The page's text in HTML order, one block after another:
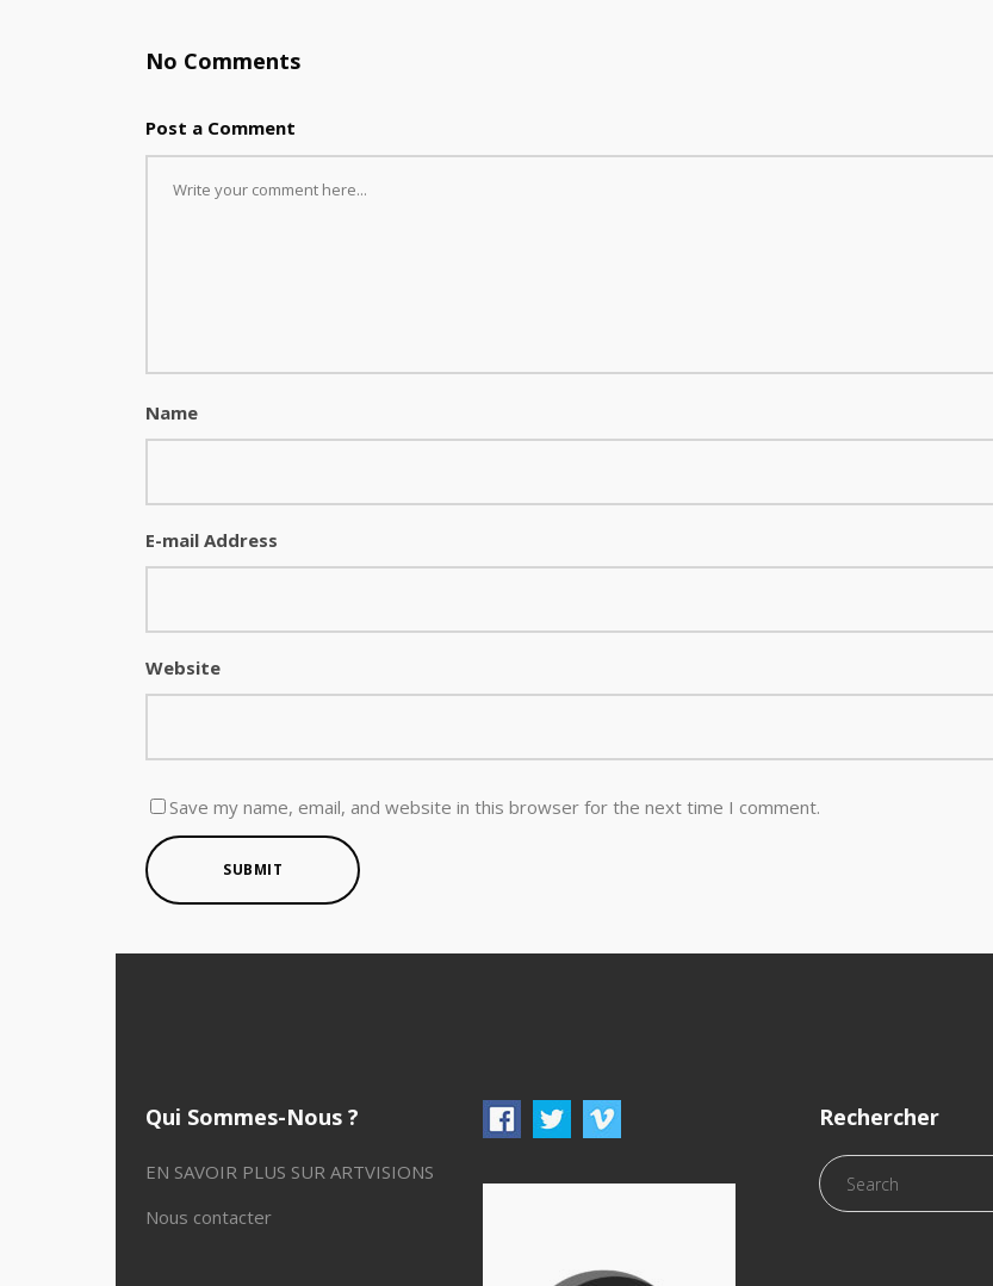
No Comments
Post a Comment
Name
E-mail Address
Website
Save my name, email, and website in this browser for the next time I comment.
SUBMIT
Qui Sommes-Nous ?
EN SAVOIR PLUS SUR ARTVISIONS
Nous contacter
Rechercher